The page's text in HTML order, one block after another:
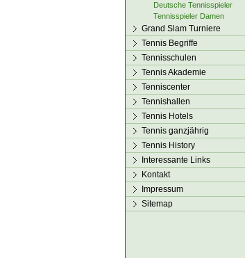
Deutsche Tennisspieler
Tennisspieler Damen
Grand Slam Turniere
Tennis Begriffe
Tennisschulen
Tennis Akademie
Tenniscenter
Tennishallen
Tennis Hotels
Tennis ganzjährig
Tennis History
Interessante Links
Kontakt
Impressum
Sitemap